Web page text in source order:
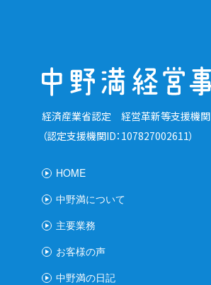
経済産業省認定 経営革新等支援機関
（認定支援機関ID：107827002611）
HOME
中野満について
主要業務
お客様の声
中野満の日記